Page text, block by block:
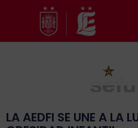
contenido
LA AEDFI SE UNE A LA